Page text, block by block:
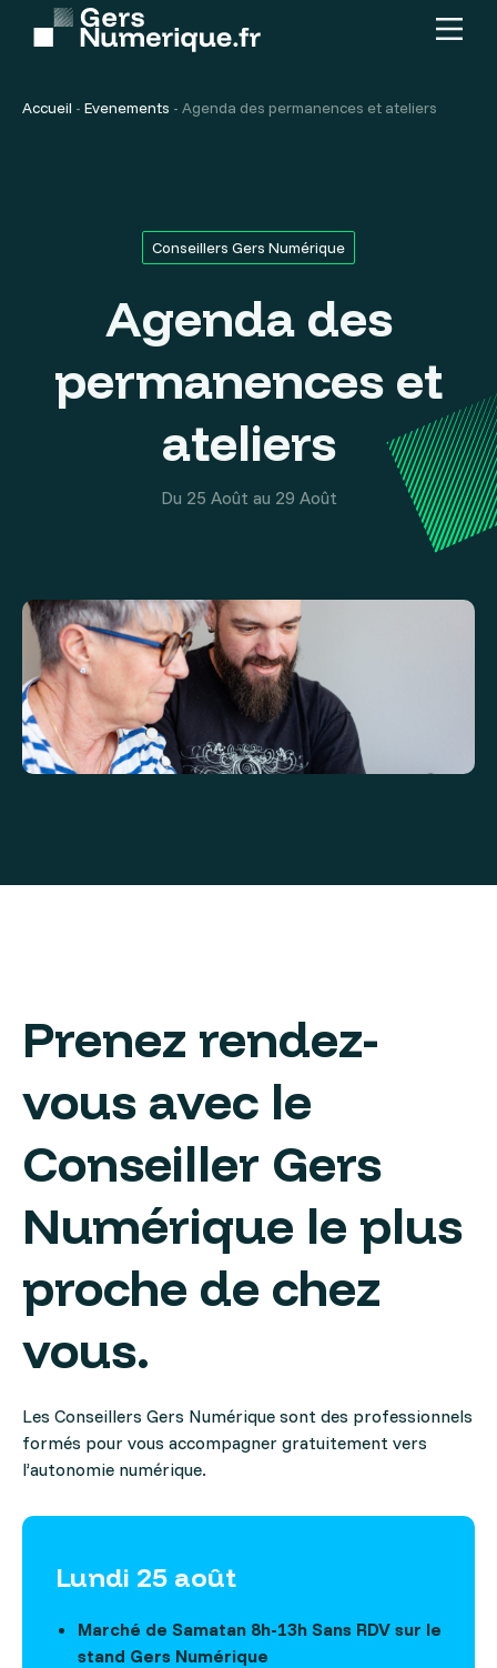
Contenu
principal
Menu
Accueil - Evenements - Agenda des permanences et ateliers
Conseillers Gers Numérique
Agenda des
permanences et
ateliers
Du 25 Août au 29 Août
Prenez rendez-
vous avec le
Conseiller Gers
Numérique le plus
proche de chez
vous.
Les Conseillers Gers Numérique sont des professionnels
formés pour vous accompagner gratuitement vers
l’autonomie numérique.
Lundi 25 août
Marché de Samatan 8h-13h Sans RDV sur le
stand Gers Numérique